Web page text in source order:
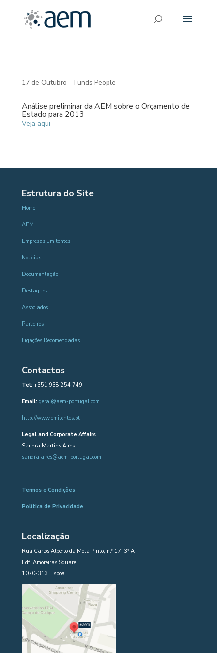
17 de Outubro – Funds People
Análise preliminar da AEM sobre o Orçamento de
Estado para 2013
Veja aqui
Estrutura do Site
Home
AEM
Empresas Emitentes
Notícias
Documentação
Destaques
Associados
Parceiros
Ligações Recomendadas
Contactos
Tel:+351 938 254 749
Email: geral@aem-portugal.com
http://www.emitentes.pt
Legal and Corporate Affairs
Sandra Martins Aires
sandra.aires@aem-portugal.com
Termos e Condições
Política de Privacidade
Localização
Rua Carlos Alberto da Mota Pinto, n.º 17, 3º A
Edf. Amoreiras Square
1070-313 Lisboa